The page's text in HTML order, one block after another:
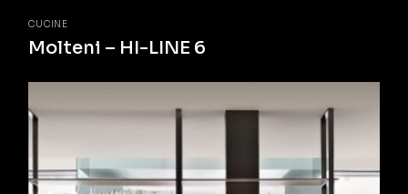
CUCINE
Molteni – HI-LINE 6